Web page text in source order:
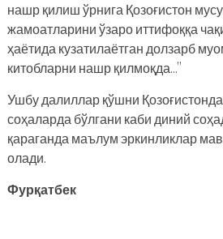
нашр қилиш ўрнига Қозоғистон
жамоатларини ўзаро иттифоққа
ҳаётида кузатилаётган долзарб
китобларни нашр қилмоқда…”
Ушбу далиллар қўшни
соҳаларда бўлгани каби диний
қараганда маълум эркинликлар
олади.
Фурқатбек